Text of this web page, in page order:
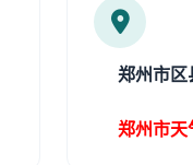
郑州市区
郑州市天